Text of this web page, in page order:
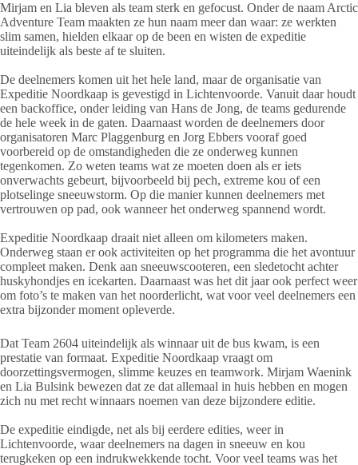
Mirjam en Lia bleven als team sterk en gefocust. Onder de naam Arctic
Adventure Team maakten ze hun naam meer dan waar: ze werkten
slim samen, hielden elkaar op de been en wisten de expeditie
uiteindelijk als beste af te sluiten.
De deelnemers komen uit het hele land, maar de organisatie van
Expeditie Noordkaap is gevestigd in Lichtenvoorde. Vanuit daar houdt
een backoffice, onder leiding van Hans de Jong, de teams gedurende
de hele week in de gaten. Daarnaast worden de deelnemers door
organisatoren Marc Plaggenburg en Jorg Ebbers vooraf goed
voorbereid op de omstandigheden die ze onderweg kunnen
tegenkomen. Zo weten teams wat ze moeten doen als er iets
onverwachts gebeurt, bijvoorbeeld bij pech, extreme kou of een
plotselinge sneeuwstorm. Op die manier kunnen deelnemers met
vertrouwen op pad, ook wanneer het onderweg spannend wordt.
Expeditie Noordkaap draait niet alleen om kilometers maken.
Onderweg staan er ook activiteiten op het programma die het avontuur
compleet maken. Denk aan sneeuwscooteren, een sledetocht achter
huskyhondjes en icekarten. Daarnaast was het dit jaar ook perfect weer
om foto’s te maken van het noorderlicht, wat voor veel deelnemers een
extra bijzonder moment opleverde.
Dat Team 2604 uiteindelijk als winnaar uit de bus kwam, is een
prestatie van formaat. Expeditie Noordkaap vraagt om
doorzettingsvermogen, slimme keuzes en teamwork. Mirjam Waenink
en Lia Bulsink bewezen dat ze dat allemaal in huis hebben en mogen
zich nu met recht winnaars noemen van deze bijzondere editie.
De expeditie eindigde, net als bij eerdere edities, weer in
Lichtenvoorde, waar deelnemers na dagen in sneeuw en kou
terugkeken op een indrukwekkende tocht. Voor veel teams was het